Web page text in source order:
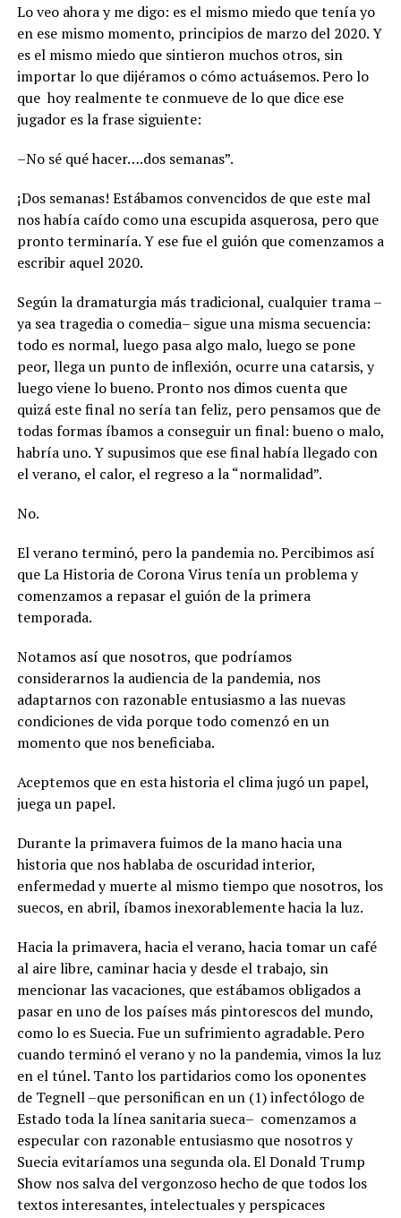
Lo veo ahora y me digo: es el mismo miedo que tenía yo
en ese mismo momento, principios de marzo del 2020. Y
es el mismo miedo que sintieron muchos otros, sin
importar lo que dijéramos o cómo actuásemos. Pero lo
que hoy realmente te conmueve de lo que dice ese
jugador es la frase siguiente:
–No sé qué hacer….dos semanas”.
¡Dos semanas! Estábamos convencidos de que este mal
nos había caído como una escupida asquerosa, pero que
pronto terminaría. Y ese fue el guión que comenzamos a
escribir aquel 2020.
Según la dramaturgia más tradicional, cualquier trama –
ya sea tragedia o comedia– sigue una misma secuencia:
todo es normal, luego pasa algo malo, luego se pone
peor, llega un punto de inflexión, ocurre una catarsis, y
luego viene lo bueno. Pronto nos dimos cuenta que
quizá este final no sería tan feliz, pero pensamos que de
todas formas íbamos a conseguir un final: bueno o malo,
habría uno. Y supusimos que ese final había llegado con
el verano, el calor, el regreso a la “normalidad”.
No.
El verano terminó, pero la pandemia no. Percibimos así
que La Historia de Corona Virus tenía un problema y
comenzamos a repasar el guión de la primera
temporada.
Notamos así que nosotros, que podríamos
considerarnos la audiencia de la pandemia, nos
adaptarnos con razonable entusiasmo a las nuevas
condiciones de vida porque todo comenzó en un
momento que nos beneficiaba.
Aceptemos que en esta historia el clima jugó un papel,
juega un papel.
Durante la primavera fuimos de la mano hacia una
historia que nos hablaba de oscuridad interior,
enfermedad y muerte al mismo tiempo que nosotros, los
suecos, en abril, íbamos inexorablemente hacia la luz.
Hacia la primavera, hacia el verano, hacia tomar un café
al aire libre, caminar hacia y desde el trabajo, sin
mencionar las vacaciones, que estábamos obligados a
pasar en uno de los países más pintorescos del mundo,
como lo es Suecia. Fue un sufrimiento agradable. Pero
cuando terminó el verano y no la pandemia, vimos la luz
en el túnel. Tanto los partidarios como los oponentes
de Tegnell –que personifican en un (1) infectólogo de
Estado toda la línea sanitaria sueca– comenzamos a
especular con razonable entusiasmo que nosotros y
Suecia evitaríamos una segunda ola. El Donald Trump
Show nos salva del vergonzoso hecho de que todos los
textos interesantes, intelectuales y perspicaces